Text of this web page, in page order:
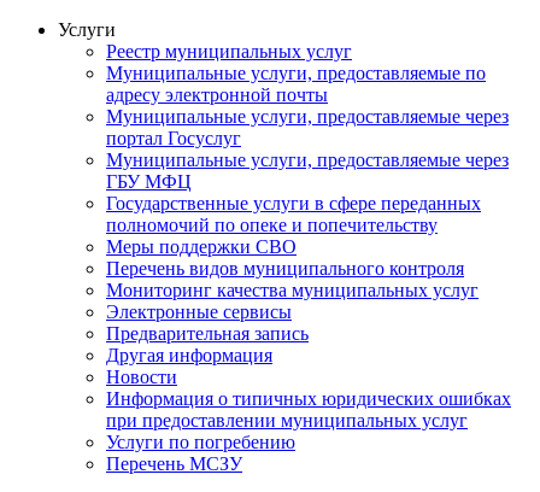
Услуги
Реестр муниципальных услуг
Муниципальные услуги, предоставляемые по
адресу электронной почты
Муниципальные услуги, предоставляемые через
портал Госуслуг
Муниципальные услуги, предоставляемые через
ГБУ МФЦ
Государственные услуги в сфере переданных
полномочий по опеке и попечительству
Меры поддержки СВО
Перечень видов муниципального контроля
Мониторинг качества муниципальных услуг
Электронные сервисы
Предварительная запись
Другая информация
Новости
Информация о типичных юридических ошибках
при предоставлении муниципальных услуг
Услуги по погребению
Перечень МСЗУ